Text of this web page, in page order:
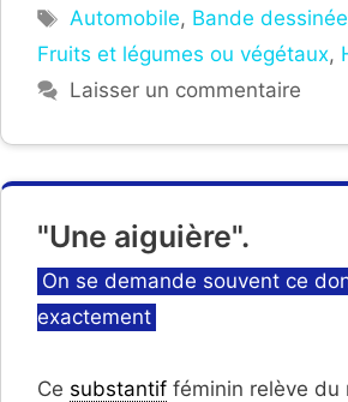
Étiquettes
Automobile, Bande dessinée
Fruits et légumes ou végétaux,
Laisser un commentaire
"Une aiguière".
Catégories
On se demande souvent ce
exactement
Ce substantif féminin relève du